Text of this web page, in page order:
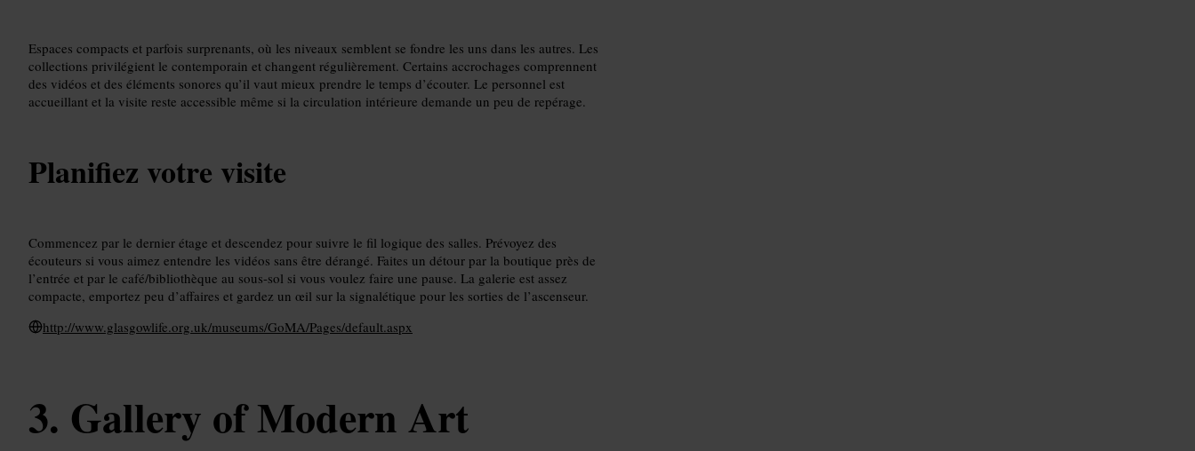
Espaces compacts et parfois surprenants, où les niveaux semblent se fondre les uns dans les autres. Les
collections privilégient le contemporain et changent régulièrement. Certains accrochages comprennent
des vidéos et des éléments sonores qu’il vaut mieux prendre le temps d’écouter. Le personnel est
accueillant et la visite reste accessible même si la circulation intérieure demande un peu de repérage.
Planifiez votre visite
Commencez par le dernier étage et descendez pour suivre le fil logique des salles. Prévoyez des
écouteurs si vous aimez entendre les vidéos sans être dérangé. Faites un détour par la boutique près de
l’entrée et par le café/bibliothèque au sous-sol si vous voulez faire une pause. La galerie est assez
compacte, emportez peu d’affaires et gardez un œil sur la signalétique pour les sorties de l’ascenseur.
http://www.glasgowlife.org.uk/museums/GoMA/Pages/default.aspx
Gallery of Modern Art